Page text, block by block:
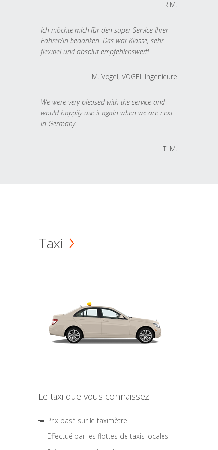
R.M.
Ich möchte mich für den super Service Ihrer
Fahrer/in bedanken. Das war Klasse, sehr
flexibel und absolut empfehlenswert!
M. Vogel, VOGEL Ingenieure
We were very pleased with the service and
would happily use it again when we are next
in Germany.
T. M.
Taxi
Le taxi que vous connaissez
Prix basé sur le taximètre
Effectué par les flottes de taxis locales